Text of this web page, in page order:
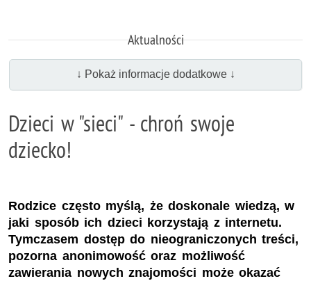
Aktualności
↓ Pokaż informacje dodatkowe ↓
Dzieci w "sieci" - chroń swoje
dziecko!
Rodzice często myślą, że doskonale wiedzą, w
jaki sposób ich dzieci korzystają z internetu.
Tymczasem dostęp do nieograniczonych treści,
pozorna anonimowość oraz możliwość
zawierania nowych znajomości może okazać